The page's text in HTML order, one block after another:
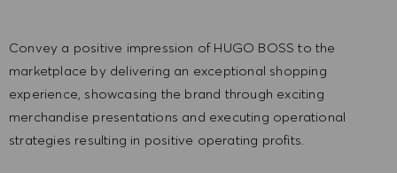
Convey a positive impression of HUGO BOSS to the
marketplace by delivering an exceptional shopping
experience, showcasing the brand through exciting
merchandise presentations and executing operational
strategies resulting in positive operating profits.